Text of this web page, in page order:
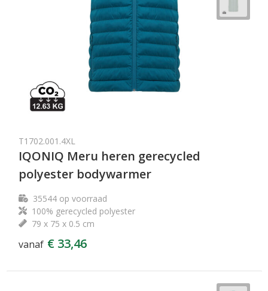
T1702.001.4XL
IQONIQ Meru heren gerecycled
polyester bodywarmer
35544op voorraad
100% gerecycled polyester
79 x 75 x 0.5 cm
vanaf € 33,46